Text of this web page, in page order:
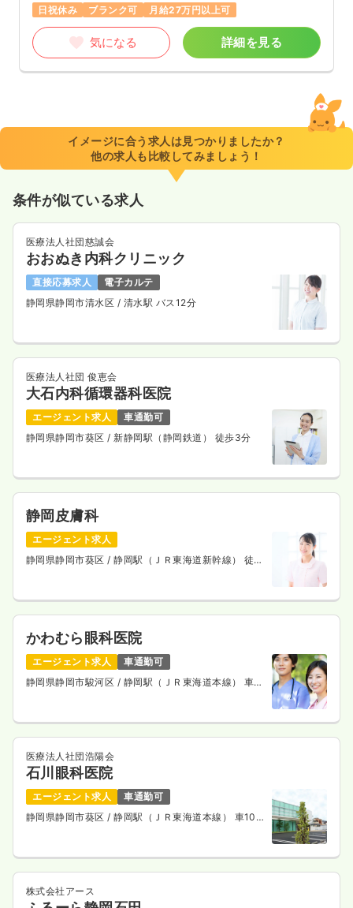
日祝休み
ブランク可 月給27万円以上可
気になる 詳細を見る
イメージに合う求人は見つかりましたか？
他の求人も比較してみましょう！
条件が似ている求人
医療法人社団慈誠会
おおぬき内科クリニック
直接応募求人
電子カルテ
静岡県静岡市清水区 / 清水駅 バス12分
医療法人社団 俊恵会
大石内科循環器科医院
エージェント求人
車通勤可
静岡県静岡市葵区/ 新静岡駅（静岡鉄道） 徒歩3分
静岡皮膚科
エージェント求人
静岡県静岡市葵区/ 静岡駅（ＪＲ東海道新幹線） 徒歩
かわむら眼科医院
エージェント求人
車通勤可
静岡県静岡市駿河区 / 静岡駅（ＪＲ東海道本線） 車
医療法人社団浩陽会
石川眼科医院
エージェント求人
車通勤可
静岡県静岡市葵区/ 静岡駅（ＪＲ東海道本線） 車10
株式会社アース